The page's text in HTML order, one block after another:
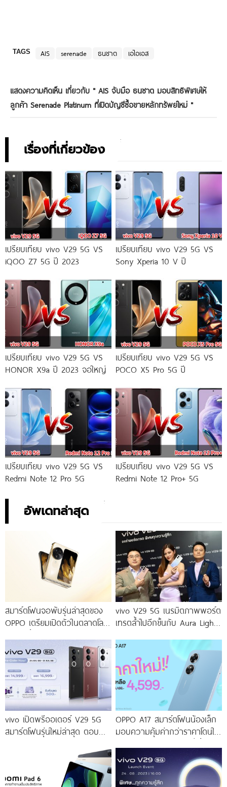
TAGS AIS serenade ธนชาต เอไอเอส
แสดงความคิดเห็น เกี่ยวกับ " AIS จับมือ ธนชาต มอบสิทธิพิเศษให้
ลูกค้า Serenade Platinum ที่เปิดบัญชีซื้อขายหลักทรัพย์ใหม่ "
เรื่องที่เกี่ยวข้อง
เปรียบเทียบ vivo V29 5G VS
iQOO Z7 5G ปี 2023
เปรียบเทียบ vivo V29 5G VS
Sony Xperia 10 V ปี
เปรียบเทียบ vivo V29 5G VS
HONOR X9a ปี 2023 จอใหญ่
เปรียบเทียบ vivo V29 5G VS
POCO X5 Pro 5G ปี
เปรียบเทียบ vivo V29 5G VS
Redmi Note 12 Pro 5G
เปรียบเทียบ vivo V29 5G VS
Redmi Note 12 Pro+ 5G
อัพเดทล่าสุด
สมาร์ตโฟนจอพับรุ่นล่าสุดของ
OPPO เตรียมเปิดตัวในตลาดโลก
vivo V29 5G เนรมิตภาพพอร์ต
เทรตล้ำไปอีกขั้นกับ Aura Light
โดดเด่นด้วยสุนทรียศาสตร์แห่ง
vivo เปิดพรีออเดอร์ V29 5G
สมาร์ตโฟนรุ่นใหม่ล่าสุด ตอบ
ราคาเริ่มต้นเพียง 14,999 บาท
จัดเต็มกับโปรโมชันพิเศษก่อนใคร
OPPO A17 สมาร์ตโฟนน้องเล็ก
มอบความคุ้มค่ากว่าราคาโดนใจ
ราคาใหม่เพียง 4,599 บาท
เท่านั้น!